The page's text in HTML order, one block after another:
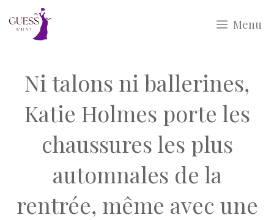
Menu
Ni talons ni ballerines,
Katie Holmes porte les
chaussures les plus
automnales de la
rentrée, même avec une